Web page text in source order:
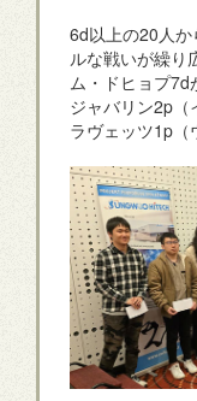
6d以上の20人
ルな戦いが繰り
ム・ドヒョプ7d
ジャバリン2p（
ラヴェッツ1p（